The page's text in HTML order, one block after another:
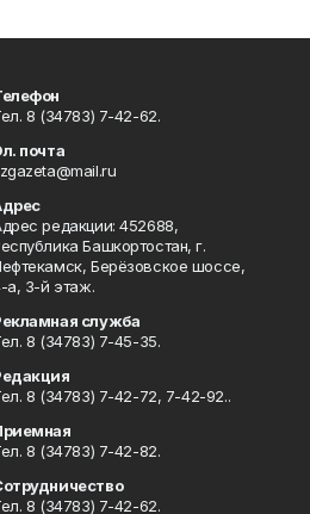
8 (34783) 7-42-62.
почта
редакции: 452688,
Башкортостан, г.
Берёзовское шоссе,
а, 3-й этаж.
служба
8 (34783) 7-45-35.
8 (34783) 7-42-72, 7-42-92..
8 (34783) 7-42-82.
8 (34783) 7-42-62.